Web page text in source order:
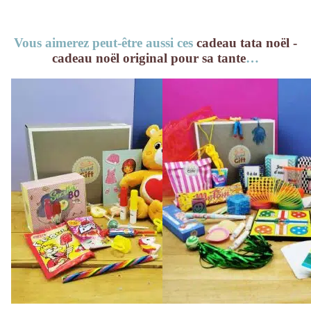
Vous aimerez peut-être aussi ces cadeau tata noël -
cadeau noël original pour sa tante…